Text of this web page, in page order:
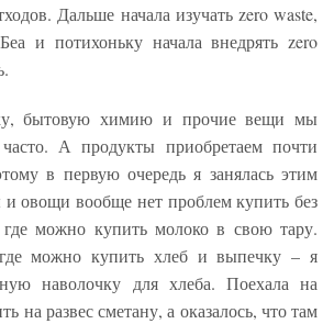
Дальше начала изучать zero waste,
и потихоньку начала внедрять zero
бытовую химию и прочие вещи мы
А продукты приобретаем почти
в первую очередь я занялась этим
овощи вообще нет проблем купить без
можно купить молоко в свою тару.
можно купить хлеб и выпечку – я
наволочку для хлеба. Поехала на
на развес сметану, а оказалось, что там